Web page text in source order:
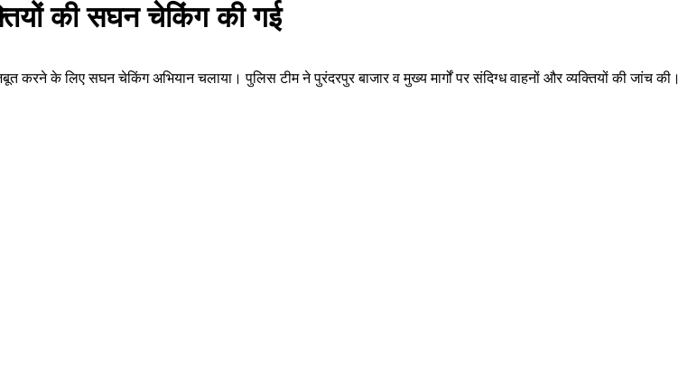
की सघन चेकिंग की गई
करने के लिए सघन चेकिंग अभियान चलाया। पुलिस टीम ने पुरंदरपुर बाजार व मुख्य मार्गों पर संदिग्ध वाहनों और व्यक्तियों की जांच की।